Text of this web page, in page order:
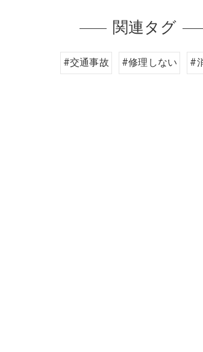
関連タグ
#交通事故 #修理しない #